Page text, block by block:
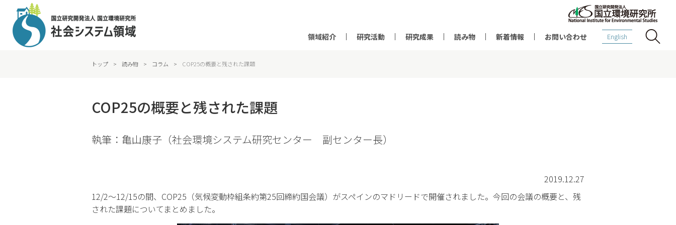
領域紹介 研究活動 研究成果 読み物 新着情報 お問い合わせ English
トップ > 読み物 > コラム > COP25の概要と残された課題
COP25の概要と残された課題
執筆：亀山康子（社会環境システム研究センター 副センター長）
2019.12.27
12/2～12/15の間、COP25（気候変動枠組条約第25回締約国会議）がスペインのマドリードで開催されました。今回の会議の概要と、残
された課題についてまとめました。